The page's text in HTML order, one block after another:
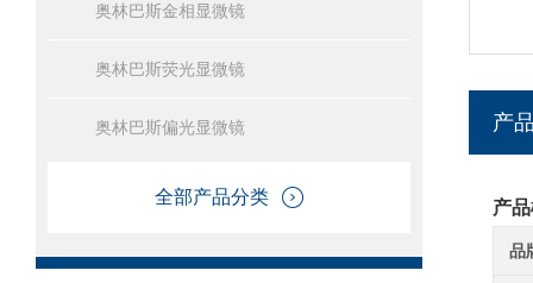
奥林巴斯金相显微镜
奥林巴斯荧光显微镜
奥林巴斯偏光显微镜
全部产品分类
产
产
品